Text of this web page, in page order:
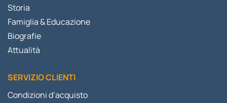
Storia
Famiglia & Educazione
Biografie
Attualità
SERVIZIO CLIENTI
Condizioni d’acquisto